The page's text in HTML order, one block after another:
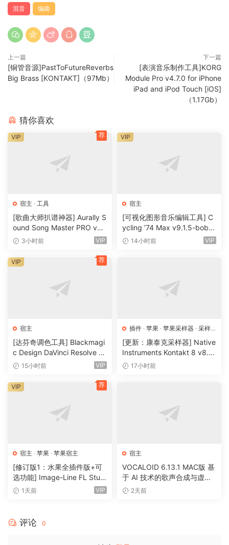
一种双音色、支持 MPE 的乐器，专为深沉的声音塑造而设计，
调。
Granulator III
罗伯特·汉克 （Robert Henke） 的颗粒乐器的最新版本现在具
有表现力的控制。此外，您现在可以实时捕获音频并立即开始
处理它。
使用 Live 的新着色和饱和度效果器，从微妙而精确的母带级温
备了反馈发生器和广泛的调制矩阵。
新的 Modulation Behavior 调制
目标不再由调制源接管。这意味着即使在为其分配了 LFO 或其
他调制源之后，你仍然可以调整正在调制的参数，从而打开更
个性和真实性。深入挖掘并创建装饰性、富有表现力的乐器、
俏皮的 Drum Racks 和丰富的音效。
New Pack
Performance Pack
– Iftah 的一组创新设备，突破了 Live 表
演的界限。捕捉 Set 的快照并在以后部署，使用分层的宏和曲
线控制多个参数，在 Arrangement 界面中使用循环来扩展演
奏，并在录制之前预先安排演奏的结构。
同时查看您的设备和 Clip 编辑器，或自动化和设备参数 – 因此
您可以工作而不会因在视图之间切换而分心。
View 样式
的音乐。
混音 编曲
上一篇
[铜管音源]PastToFutureReverbs
Big Brass [KONTAKT]（97Mb）
下一篇
[表演音乐制作工具]KORG
Module Pro v4.7.0 for iPhone
iPad and iPod Touch [iOS]
（1.17Gb）
猜你喜欢
宿主 · 工具
[歌曲大师扒谱神器] Aurally S
ound Song Master PRO v5.
0.02 [WiN]（355MB）
3小时前 VIP
VIP 荐
宿主
[可视化图形音乐编辑工具] C
ycling ’74 Max v9.1.5-bobd
ule [WiN]（724MB）
14小时前 VIP
VIP
宿主
[达芬奇调色工具] Blackmagi
c Design DaVinci Resolve St
udio 21.0.4 Build 5 x64-R2R
15小时前 VIP
VIP 荐
插件 · 苹果 · 苹果采样器 · 采样
器
[更新：康泰克采样器] Native
Instruments Kontakt 8 v8.1
2.1 [WiN, MacOSX]（1.2GB
17小时前
宿主 · 苹果 · 苹果宿主
[修订版1：水果全插件版+可
选功能] Image-Line FL Studi
o Producer Edition v26.1.3.5
EPPE[MacOSX]（1.1GB+33
0MB)
1天前 VIP
VIP 荐
宿主
VOCALOID 6.13.1 MAC版 基
于 AI 技术的歌声合成与虚拟
歌手制作软件 43套音色
2天前
评论 0